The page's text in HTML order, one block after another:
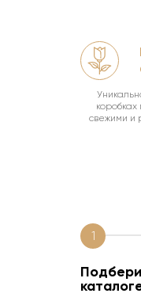
коробках
свежими и
1